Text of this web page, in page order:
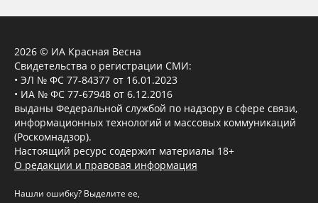
2026 © ИА Красная Весна
Свидетельства о регистрации СМИ:
• ЭЛ № ФС 77-84377 от 16.01.2023
• ИА № ФС 77-67948 от 6.12.2016
выданы Федеральной службой по надзору в сфере связи,
информационных технологий и массовых коммуникаций
(Роскомнадзор).
Настоящий ресурс содержит материалы 18+
О редакции и правовая информация
Нашли ошибку? Выделите ее,